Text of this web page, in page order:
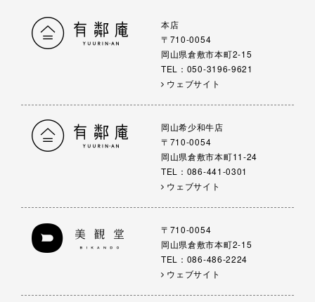
本店
〒710-0054
岡山県倉敷市本町2-15
TEL：050-3196-9621
ウェブサイト
岡山希少和牛店
〒710-0054
岡山県倉敷市本町11-24
TEL：086-441-0301
ウェブサイト
〒710-0054
岡山県倉敷市本町2-15
TEL：086-486-2224
ウェブサイト